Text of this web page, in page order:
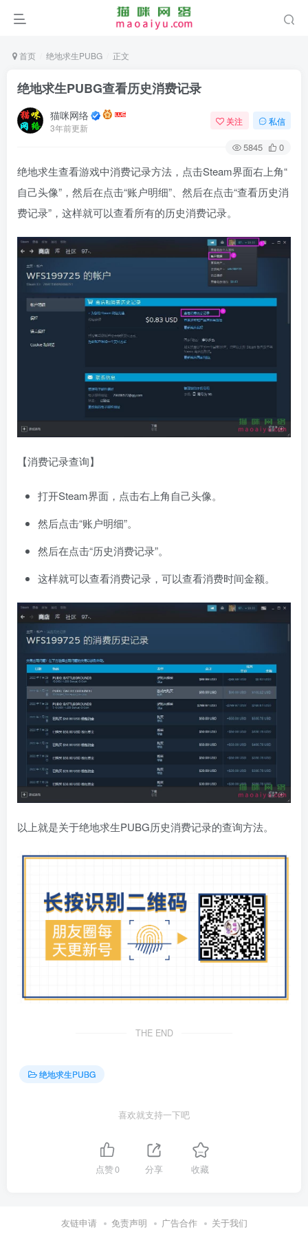
首页 绝地求生PUBG 正文
绝地求生PUBG查看历史消费记录
猫咪网络
3年前更新
关注 私信
5845 0
绝地求生查看游戏中消费记录方法，点击Steam界面右上角“
自己头像”，然后在点击“账户明细”、然后在点击“查看历史消
费记录”，这样就可以查看所有的历史消费记录。
【消费记录查询】
打开Steam界面，点击右上角自己头像。
然后点击“账户明细”。
然后在点击“历史消费记录”。
这样就可以查看消费记录，可以查看消费时间金额。
以上就是关于绝地求生PUBG历史消费记录的查询方法。
THE END
绝地求生PUBG
喜欢就支持一下吧
点赞0 分享 收藏
友链申请 免责声明 广告合作 关于我们